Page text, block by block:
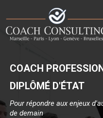
COACH
DIPLÔMÉ D'ÉTAT
Pour répondre aux enjeux
de demain